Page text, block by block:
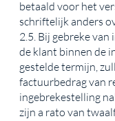
betaald voor het
schriftelijk anders
2.5. Bij gebreke
de klant binnen de
gestelde termijn,
factuurbedrag van
ingebrekestelling
zijn a rato van